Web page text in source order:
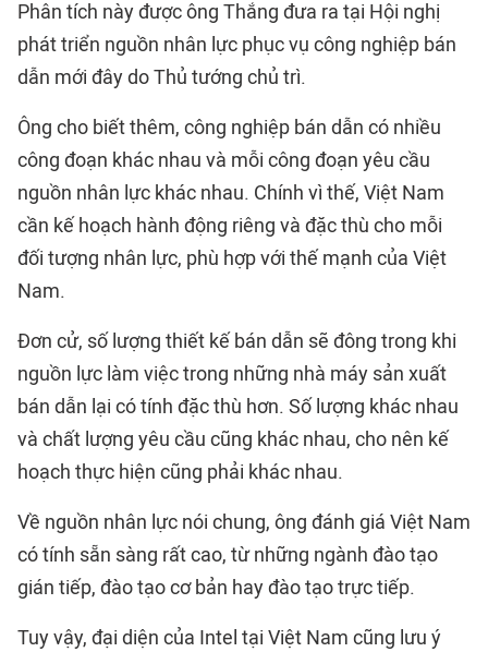
Phân tích này được ông Thắng đưa ra tại Hội nghị
phát triển nguồn nhân lực phục vụ công nghiệp bán
dẫn mới đây do Thủ tướng chủ trì.
Ông cho biết thêm, công nghiệp bán dẫn có nhiều
công đoạn khác nhau và mỗi công đoạn yêu cầu
nguồn nhân lực khác nhau. Chính vì thế, Việt Nam
cần kế hoạch hành động riêng và đặc thù cho mỗi
đối tượng nhân lực, phù hợp với thế mạnh của Việt
Nam.
Đơn cử, số lượng thiết kế bán dẫn sẽ đông trong khi
nguồn lực làm việc trong những nhà máy sản xuất
bán dẫn lại có tính đặc thù hơn. Số lượng khác nhau
và chất lượng yêu cầu cũng khác nhau, cho nên kế
hoạch thực hiện cũng phải khác nhau.
Về nguồn nhân lực nói chung, ông đánh giá Việt Nam
có tính sẵn sàng rất cao, từ những ngành đào tạo
gián tiếp, đào tạo cơ bản hay đào tạo trực tiếp.
Tuy vậy, đại diện của Intel tại Việt Nam cũng lưu ý